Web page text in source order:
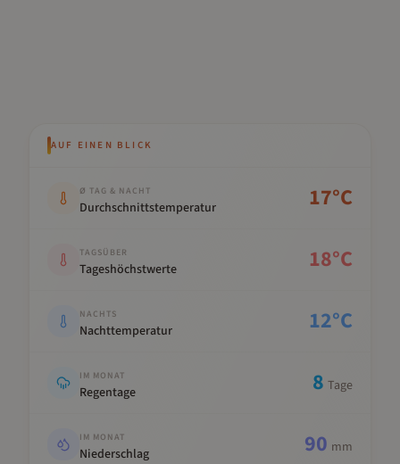
AUF EINEN BLICK
Ø TAG & NACHT
Durchschnittstemperatur 17°C
TAGSÜBER
Tageshöchstwerte 18°C
NACHTS
Nachttemperatur 12°C
IM MONAT
Regentage 8 Tage
IM MONAT
Niederschlag 90 mm